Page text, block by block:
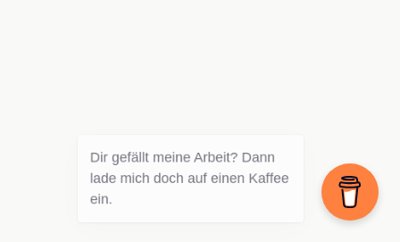
Dir gefällt meine Arbeit? Dann
lade mich doch auf einen Kaffee